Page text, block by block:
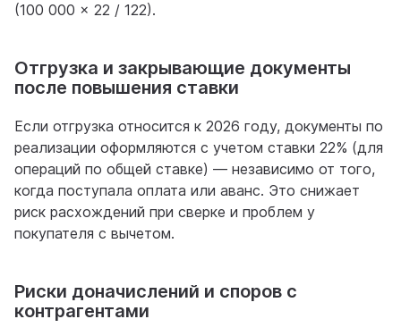
(100 000 × 22 / 122).
Отгрузка и закрывающие документы
после повышения ставки
Если отгрузка относится к 2026 году, документы по
реализации оформляются с учетом ставки 22% (для
операций по общей ставке) — независимо от того,
когда поступала оплата или аванс. Это снижает
риск расхождений при сверке и проблем у
покупателя с вычетом.
Риски доначислений и споров с
контрагентами